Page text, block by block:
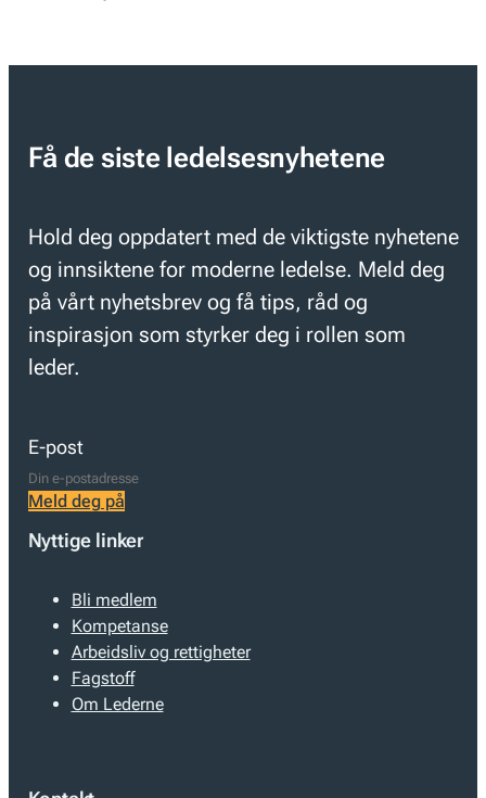
Få de siste ledelsesnyhetene
Hold deg oppdatert med de viktigste nyhetene
og innsiktene for moderne ledelse. Meld deg
på vårt nyhetsbrev og få tips, råd og
inspirasjon som styrker deg i rollen som
leder.
E-post
Meld deg på
Nyttige linker
Bli medlem
Kompetanse
Arbeidsliv og rettigheter
Fagstoff
Om Lederne